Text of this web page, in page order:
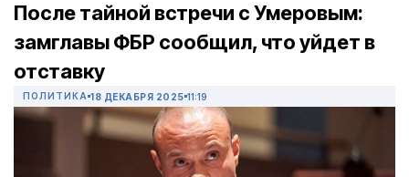
После тайной встречи с Умеровым:
замглавы ФБР сообщил, что уйдет в
отставку
ПОЛИТИКА 18 ДЕКАБРЯ 2025 11:19